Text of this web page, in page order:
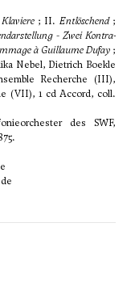
; II. Entlöschend;
-Zwei Kontra-
à Guillaume Dufay ;
Nebel, Dietrich Boekle
Recherche (III),
(VII), 1 cd Accord, coll.
des SWF,